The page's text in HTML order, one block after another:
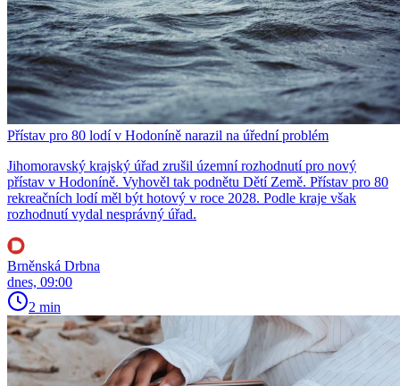
Přístav pro 80 lodí v Hodoníně narazil na úřední problém
Jihomoravský krajský úřad zrušil územní rozhodnutí pro nový
přístav v Hodoníně. Vyhověl tak podnětu Dětí Země. Přístav pro 80
rekreačních lodí měl být hotový v roce 2028. Podle kraje však
rozhodnutí vydal nesprávný úřad.
Brněnská Drbna
dnes, 09:00
2 min